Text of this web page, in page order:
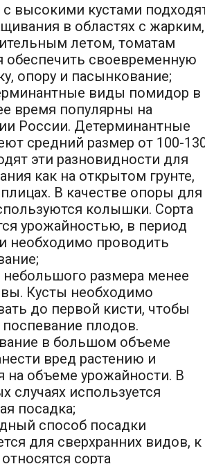
с высокими кустами
в областях с жарким,
летом, томатам
обеспечить своевременную
опору и пасынкование;
виды помидор в
время популярны на
России. Детерминантные
средний размер от 100-
эти разновидности для
как на открытом грунте,
В качестве опоры для
колышки. Сорта
урожайностью, в период
необходимо проводить
небольшого размера менее
Кусты необходимо
до первой кисти, чтобы
поспевание плодов.
в большом объеме
вред растению и
на объеме урожайности. В
случаях используется
посадка;
способ посадки
для сверхранних видов, к
сорта